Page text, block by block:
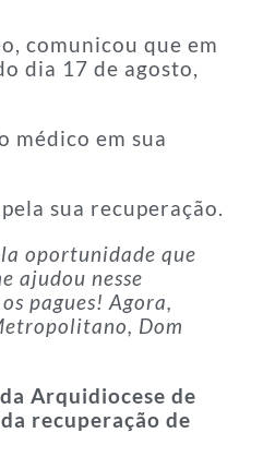
comunicou que em
dia 17 de agosto,
médico em sua
sua recuperação.
oportunidade que
ajudou nesse
pagues! Agora,
Dom
Arquidiocese de
recuperação de